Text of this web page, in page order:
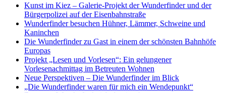
Kunst im Kiez – Galerie-Projekt der Wunderfinder und der
Bürgerpolizei auf der Eisenbahnstraße
Wunderfinder besuchen Hühner, Lämmer, Schweine und
Kaninchen
Die Wunderfinder zu Gast in einem der schönsten Bahnhöfe
Europas
Projekt „Lesen und Vorlesen“: Ein gelungener
Vorlesenachmittag im Betreuten Wohnen
Neue Perspektiven – Die Wunderfinder im Blick
„Die Wunderfinder waren für mich ein Wendepunkt“